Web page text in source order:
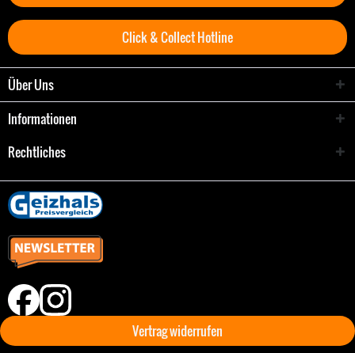
Click & Collect Hotline
Über Uns
Informationen
Rechtliches
Vertrag widerrufen